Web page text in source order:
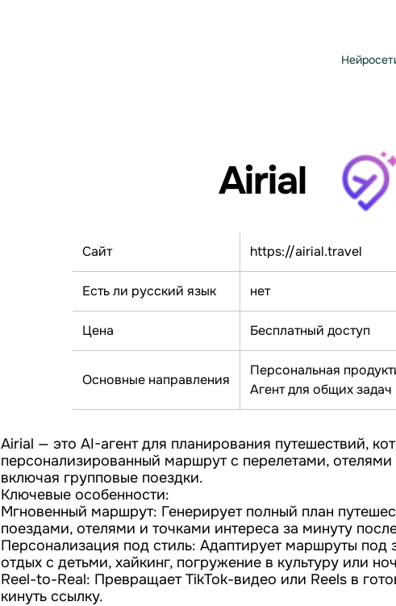
Airial
Сайт https://airial.travel
Есть ли русский язык нет
Цена Бесплатный доступ
Основные направления
Персональная
Агент для общих задач
Airial — это AI-агент для планирования путешествий,
персонализированный маршрут с перелетами,
включая групповые поездки.
Ключевые особенности:
Мгновенный маршрут: Генерирует полный план
поездами, отелями и точками интереса за минуту
Персонализация под стиль: Адаптирует маршруты
отдых с детьми, хайкинг, погружение в культуру или
Reel-to-Real: Превращает TikTok-видео или Reels в
кинуть ссылку.